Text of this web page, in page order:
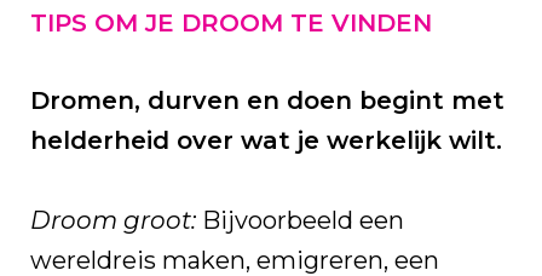
TIPS OM JE DROOM TE VINDEN
Dromen, durven en doen begint met
helderheid over wat je werkelijk wilt.
Droom groot: Bijvoorbeeld een
wereldreis maken, emigreren, een